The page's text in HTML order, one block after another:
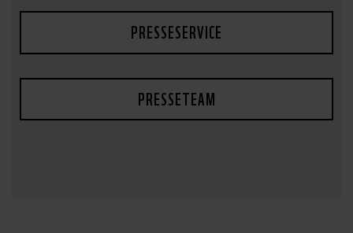
PRESSESERVICE
PRESSETEAM